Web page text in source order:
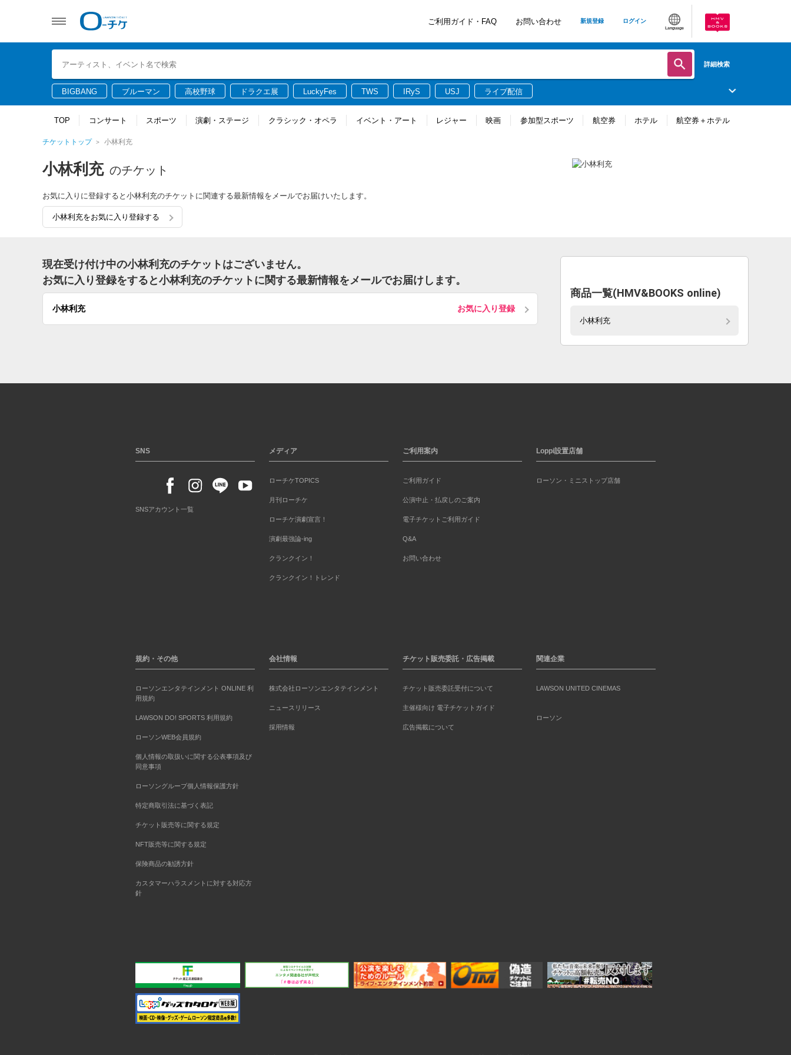
ご利用ガイド・FAQ お問い合わせ 新規登録 ログイン
Language
詳細検索
BIGBANG ブルーマン 高校野球 ドラクエ展 LuckyFes TWS IRyS USJ ライブ配信
TOP コンサート スポーツ 演劇・ステージ クラシック・オペラ イベント・アート レジャー 映画 参加型スポーツ 航空券 ホテル 航空券＋ホテル
チケットトップ 小林利充
小林利充 のチケット
お気に入りに登録すると小林利充のチケットに関連する最新情報をメールでお届けいたします。
小林利充をお気に入り登録する
現在受け付け中の小林利充のチケットはございません。
お気に入り登録をすると小林利充のチケットに関する最新情報をメールでお届けします。
小林利充 お気に入り登録
商品一覧(HMV&BOOKS online)
小林利充
SNS
SNSアカウント一覧
メディア
ローチケTOPICS
月刊ローチケ
ローチケ演劇宣言！
演劇最強論-ing
クランクイン！
クランクイン！トレンド
ご利用案内
ご利用ガイド
公演中止・払戻しのご案内
電子チケットご利用ガイド
Q&A
お問い合わせ
Loppi設置店舗
ローソン・ミニストップ店舗
規約・その他
ローソンエンタテインメント ONLINE 利
用規約
LAWSON DO! SPORTS 利用規約
ローソンWEB会員規約
個人情報の取扱いに関する公表事項及び
同意事項
ローソングループ個人情報保護方針
特定商取引法に基づく表記
チケット販売等に関する規定
NFT販売等に関する規定
保険商品の勧誘方針
カスタマーハラスメントに対する対応方
針
会社情報
株式会社ローソンエンタテインメント
ニュースリリース
採用情報
チケット販売委託・広告掲載
チケット販売委託受付について
主催様向け 電子チケットガイド
広告掲載について
関連企業
LAWSON UNITED CINEMAS
ローソン